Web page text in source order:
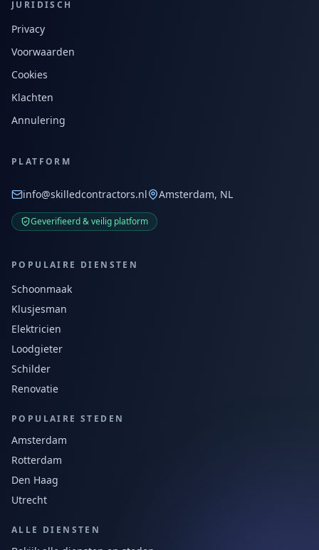
JURIDISCH
Privacy
Voorwaarden
Cookies
Klachten
Annulering
PLATFORM
info@skilledcontractors.nl Amsterdam, NL
Geverifieerd & veilig platform
POPULAIRE DIENSTEN
Schoonmaak
Klusjesman
Elektricien
Loodgieter
Schilder
Renovatie
POPULAIRE STEDEN
Amsterdam
Rotterdam
Den Haag
Utrecht
ALLE DIENSTEN